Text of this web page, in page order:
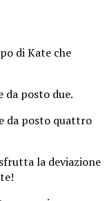
di Kate che
da posto due.
da posto quattro
la deviazione